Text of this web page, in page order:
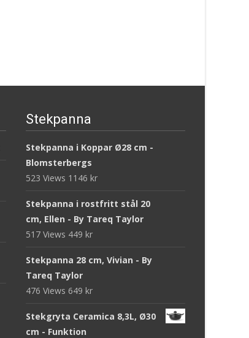
Stekpanna
Stekpanna i Koppar Ø28 cm -
Blomsterbergs
523 Views 1146 kr
Stekpanna i rostfritt stål 20
cm, Ellen - By Tareq Taylor
517 Views 449 kr
Stekpanna 28 cm, Vivian - By
Tareq Taylor
476 Views 649 kr
Stekgryta Ceramica 8,3L, Ø30
cm - Funktion